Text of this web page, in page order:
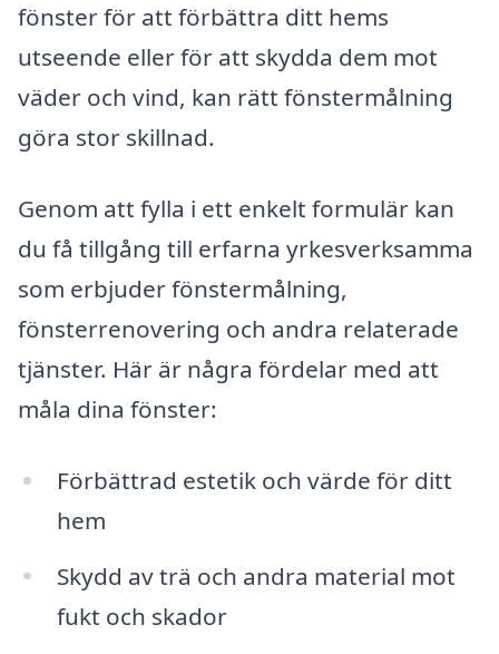
fönster för att förbättra ditt hems
utseende eller för att skydda dem mot
väder och vind, kan rätt fönstermålning
göra stor skillnad.
Genom att fylla i ett enkelt formulär kan
du få tillgång till erfarna yrkesverksamma
som erbjuder fönstermålning,
fönsterrenovering och andra relaterade
tjänster. Här är några fördelar med att
måla dina fönster:
Förbättrad estetik och värde för ditt
hem
Skydd av trä och andra material mot
fukt och skador